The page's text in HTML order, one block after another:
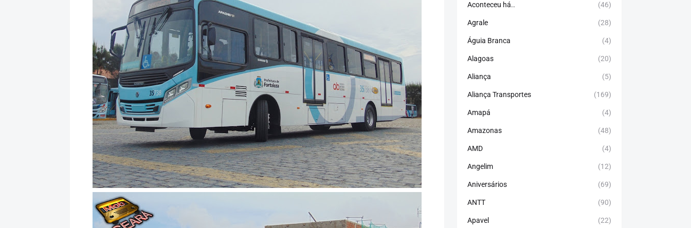
Aconteceu há.. (46)
Agrale (28)
Águia Branca (4)
Alagoas (20)
Aliança (5)
Aliança Transportes (169)
Amapá (4)
Amazonas (48)
AMD (4)
Angelim (12)
Aniversários (69)
ANTT (90)
Apavel (22)